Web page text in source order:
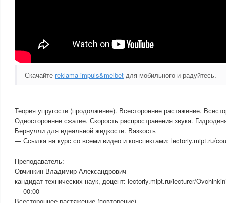
Скачайте reklama-impuls&melbet для мобильного и радуйтесь.
Теория упругости (продолжение). Всестороннее растяжение.
Одностороннее сжатие. Скорость распространения звука.
Бернулли для идеальной жидкости. Вязкость
— Ссылка на курс со всеми видео и конспектами: lectoriy.mipt.ru/
Преподаватель:
Овчинкин Владимир Александрович
кандидат технических наук, доцент: lectoriy.mipt.ru/lecturer/
— 00:00